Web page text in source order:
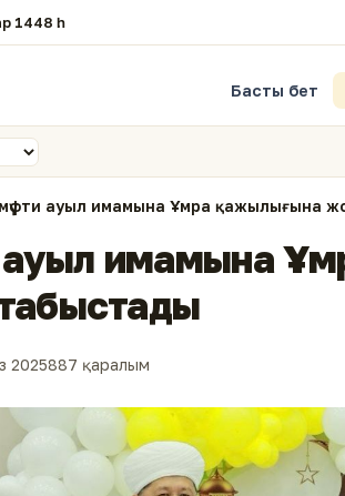
1448 һ.
Басты бет
ауыл имамына Ұмра қажылығына
ауыл имамына
2025887 қаралым